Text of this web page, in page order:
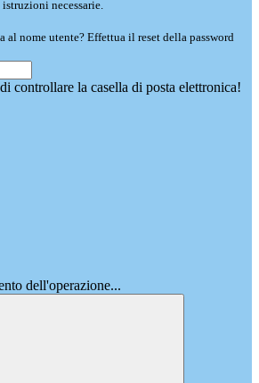
necessarie.
al nome utente? Effettua il reset della password
controllare la casella di posta elettronica!
dell'operazione...